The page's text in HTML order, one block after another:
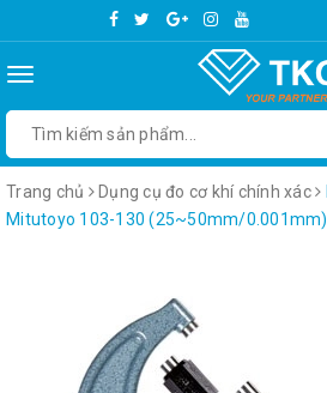
Toggle
Trang chủ Dụng cụ đo cơ khí chính xác
Mitutoyo 103-130 (25~50mm/0.001mm)